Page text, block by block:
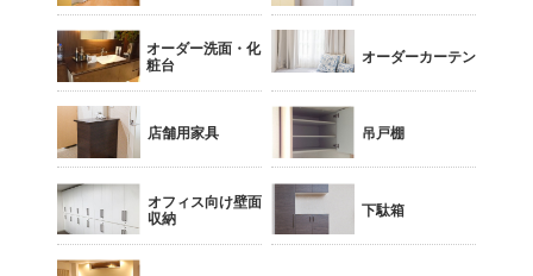
オーダー洗面・化
粧台
オーダーカーテン
店舗用家具 吊戸棚
オフィス向け壁面
収納
下駄箱